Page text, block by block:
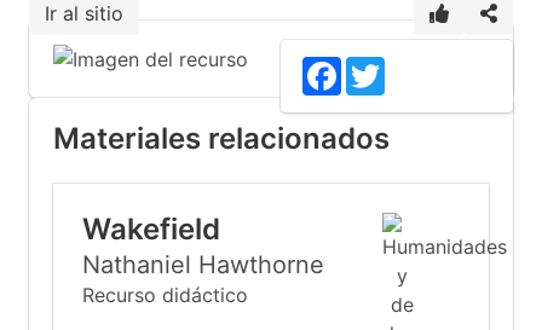
Ir al sitio
Facebook
Materiales relacionados
Wakefield
Nathaniel Hawthorne
Recurso didáctico